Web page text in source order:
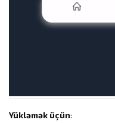
Yükləmək üçün: